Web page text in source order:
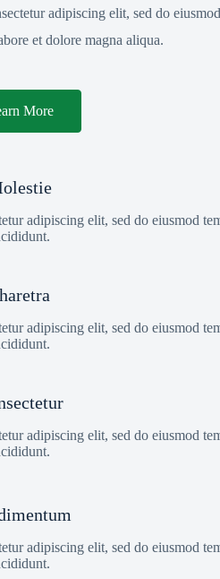
adipiscing elit, sed do eiusmod
et dolore magna aliqua.
More
adipiscing elit, sed do eiusmod
adipiscing elit, sed do eiusmod
adipiscing elit, sed do eiusmod
adipiscing elit, sed do eiusmod